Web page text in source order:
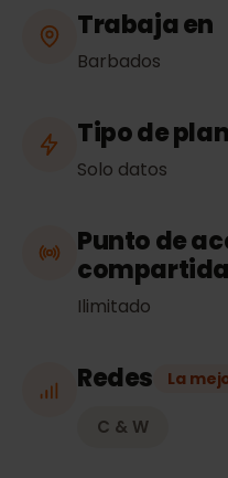
Trabaja en
Barbados
Tipo de plan
Solo datos
Punto de
compartida
Ilimitado
Redes La
C & W